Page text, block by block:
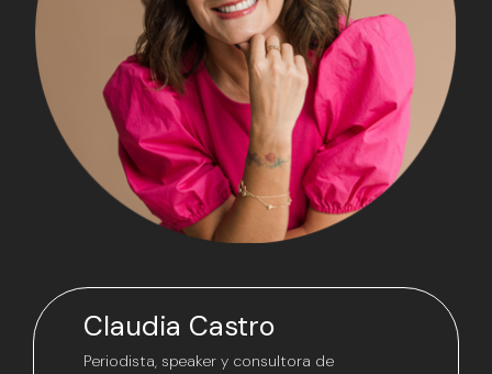
Claudia Castro
Periodista, speaker y consultora de